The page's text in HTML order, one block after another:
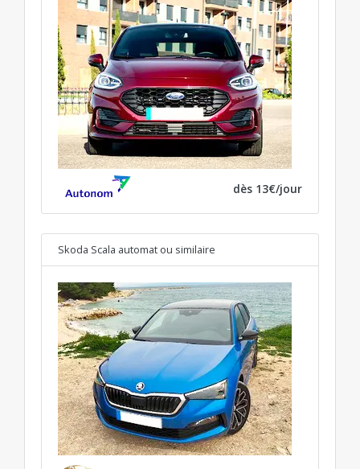
dès 13€/jour
Skoda Scala automat ou similaire